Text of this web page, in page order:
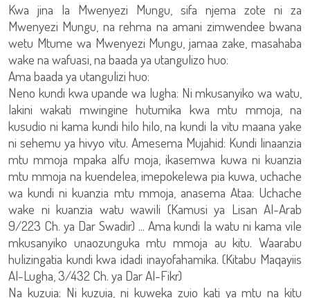
Kwa jina la Mwenyezi Mungu, sifa njema zote ni za
Mwenyezi Mungu, na rehma na amani zimwendee bwana
wetu Mtume wa Mwenyezi Mungu, jamaa zake, masahaba
wake na wafuasi, na baada ya utangulizo huo:
Ama baada ya utangulizi huo:
Neno kundi kwa upande wa lugha: Ni mkusanyiko wa watu,
lakini wakati mwingine hutumika kwa mtu mmoja, na
kusudio ni kama kundi hilo hilo, na kundi la vitu maana yake
ni sehemu ya hivyo vitu. Amesema Mujahid: Kundi linaanzia
mtu mmoja mpaka alfu moja, ikasemwa kuwa ni kuanzia
mtu mmoja na kuendelea, imepokelewa pia kuwa, uchache
wa kundi ni kuanzia mtu mmoja, anasema Ataa: Uchache
wake ni kuanzia watu wawili (Kamusi ya Lisan Al-Arab
9/223 Ch. ya Dar Swadir) ... Ama kundi la watu ni kama vile
mkusanyiko unaozunguka mtu mmoja au kitu. Waarabu
hulizingatia kundi kwa idadi inayofahamika. (Kitabu Maqayiis
Al-Lugha, 3/432 Ch. ya Dar Al-Fikr)
Na kuzuia: Ni kuzuia, ni kuweka zuio kati ya mtu na kitu